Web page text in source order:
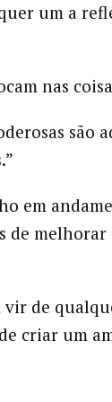
um a
nas
são
em
de
vir de
criar um